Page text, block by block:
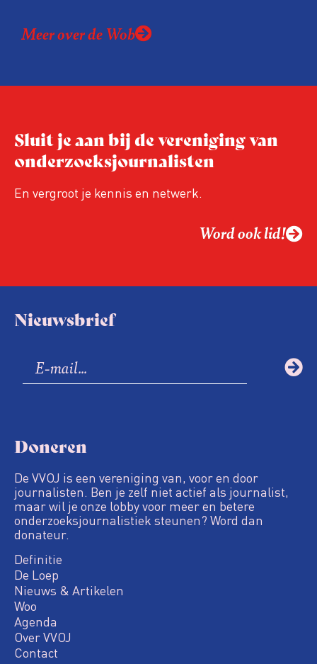
de samenwerking bovendien een openbare
Meer over de Wob
Sluit je aan bij de vereniging van
onderzoeksjournalisten
En vergroot je kennis en netwerk.
Word ook lid!
Nieuwsbrief
Doneren
De VVOJ is een vereniging van, voor en door
journalisten. Ben je zelf niet actief als journalist,
maar wil je onze lobby voor meer en betere
onderzoeksjournalistiek steunen? Word dan
donateur.
Definitie
De Loep
Nieuws & Artikelen
Woo
Agenda
Over VVOJ
Contact